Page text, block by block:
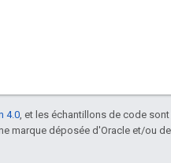
4.0, et les échantillons de code
marque déposée d'Oracle et/ou